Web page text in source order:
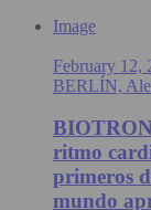
Image
February 12,
BERLÍN,
ritmo
primeros
mundo